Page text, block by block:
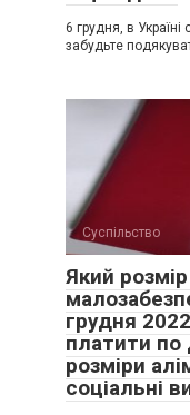
6 грудня, в
забудьте
Суспільство
Який
грудня
платити по
розміри
соціальні